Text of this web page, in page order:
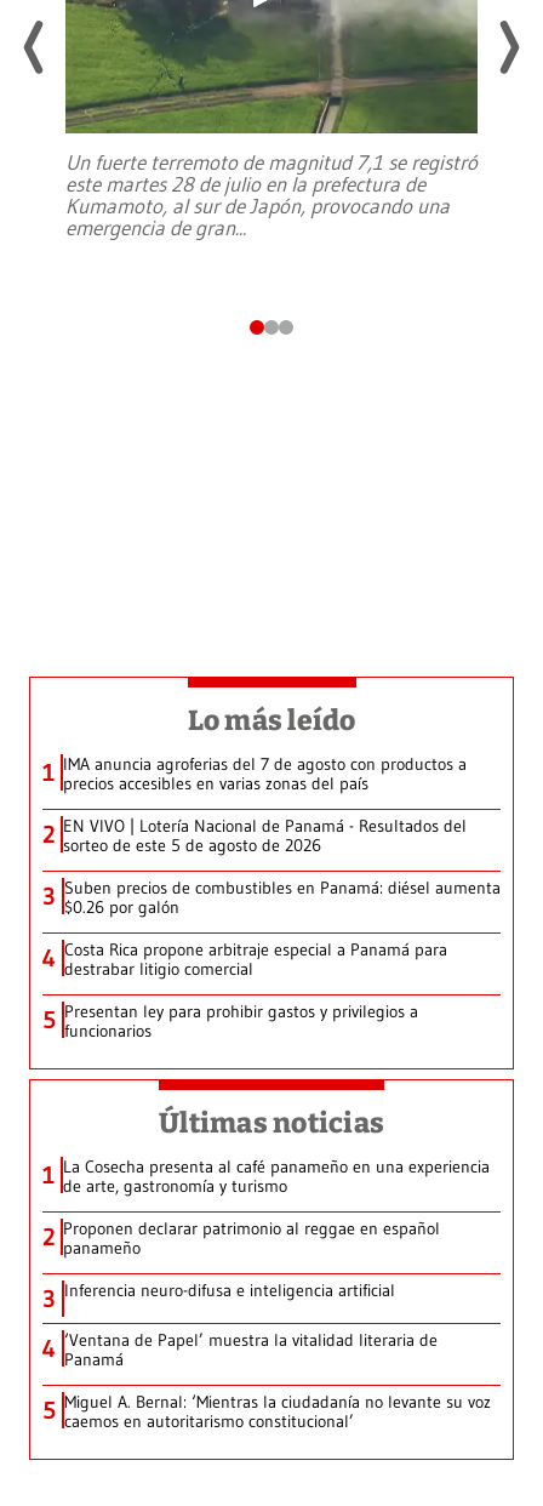
Un fuerte terremoto de magnitud 7,1 se registró
este martes 28 de julio en la prefectura de
Kumamoto, al sur de Japón, provocando una
emergencia de gran...
Lo más leído
1 IMA anuncia agroferias del 7 de agosto con productos a
precios accesibles en varias zonas del país
2 EN VIVO | Lotería Nacional de Panamá - Resultados del
sorteo de este 5 de agosto de 2026
3 Suben precios de combustibles en Panamá: diésel aumenta
$0.26 por galón
4 Costa Rica propone arbitraje especial a Panamá para
destrabar litigio comercial
5 Presentan ley para prohibir gastos y privilegios a
funcionarios
Últimas noticias
1 La Cosecha presenta al café panameño en una experiencia
de arte, gastronomía y turismo
2 Proponen declarar patrimonio al reggae en español
panameño
3 Inferencia neuro-difusa e inteligencia artificial
4 ‘Ventana de Papel’ muestra la vitalidad literaria de
Panamá
5 Miguel A. Bernal: ‘Mientras la ciudadanía no levante su voz
caemos en autoritarismo constitucional’